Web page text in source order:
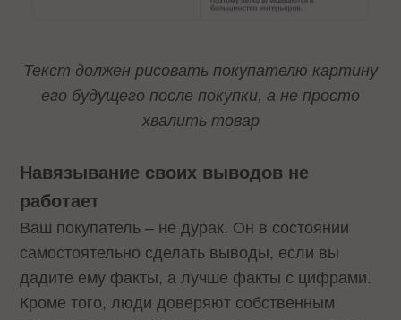
Текст должен рисовать покупателю картину
его будущего после покупки, а не просто
хвалить товар
Навязывание своих выводов не
работает
Ваш покупатель – не дурак. Он в состоянии
самостоятельно сделать выводы, если вы
дадите ему факты, а лучше факты с цифрами.
Кроме того, люди доверяют собственным